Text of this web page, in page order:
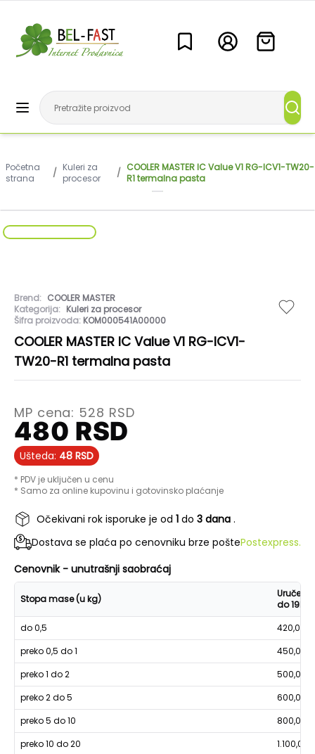
Početna
strana
/ Kuleri za
procesor
/ COOLER MASTER IC Value V1 RG-ICV1-TW20-
R1 termalna pasta
Brend: COOLER MASTER
Kategorija: Kuleri za procesor
Šifra proizvoda: KOM000541A00000
COOLER MASTER IC Value V1 RG-ICV1-
TW20-R1 termalna pasta
MP cena: 528 RSD
480 RSD
Ušteda: 48 RSD
* PDV je uključen u cenu
* Samo za online kupovinu i gotovinsko plaćanje
Očekivani rok isporuke je od 1 do 3 dana .
Dostava se plaća po cenovniku brze poštePostexpress.
Cenovnik - unutrašnji saobraćaj
Stopa mase (u kg)
Uručenje
do 19h
do 0,5
420,00
preko 0,5 do 1
450,00
preko 1 do 2
500,00
preko 2 do 5
600,00
preko 5 do 10
800,00
preko 10 do 20
1.100,00